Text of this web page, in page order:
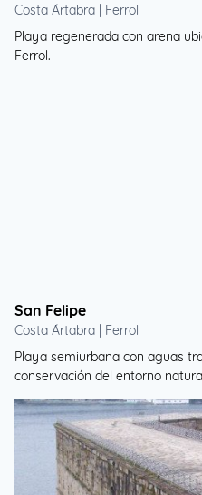
Costa Ártabra | Ferrol
Playa regenerada con arena
Ferrol.
San Felipe
Costa Ártabra | Ferrol
Playa semiurbana con aguas
conservación del entorno